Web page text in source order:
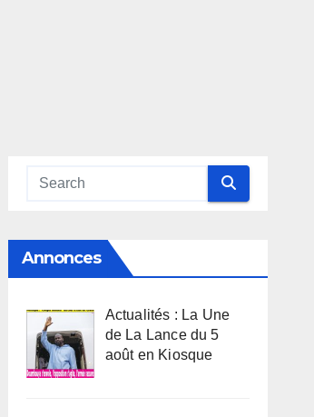
Annonces
Actualités : La Une
de La Lance du 5
août en Kiosque